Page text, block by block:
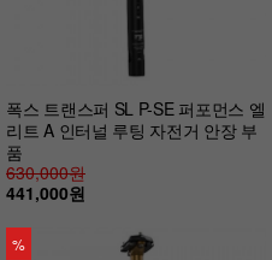
폭스 트랜스퍼 SL P-SE 퍼포먼스 엘
리트 A 인터널 루팅 자전거 안장 부
품
630,000원
441,000원
%